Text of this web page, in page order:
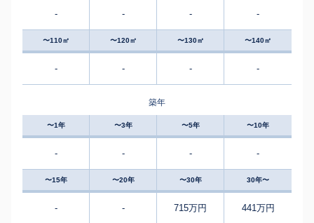
- - - -
〜110㎡ 〜120㎡ 〜130㎡ 〜140㎡
- - - -
築年
〜1年 〜3年 〜5年 〜10年
- - - -
〜15年 〜20年 〜30年 30年〜
- - 715万円 441万円